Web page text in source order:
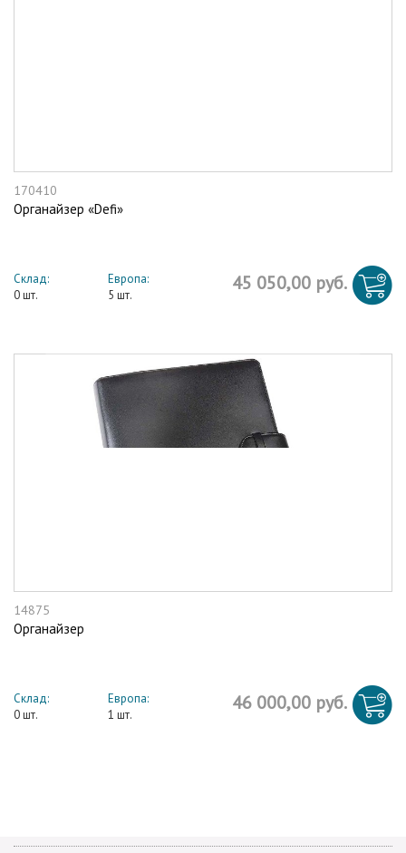
170410
Органайзер «Defi»
Склад:
0 шт.
Европа:
5 шт.
45 050,00 руб.
14875
Органайзер
Склад:
0 шт.
Европа:
1 шт.
46 000,00 руб.